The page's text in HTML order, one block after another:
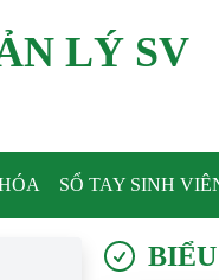
LÝ SV
SỔ TAY SINH